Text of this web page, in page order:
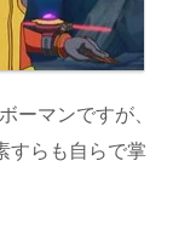
ーマンですが、
すらも自らで掌